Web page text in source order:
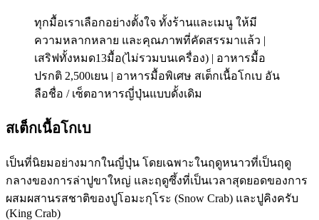
ทุกมื้อเราเลือกอย่างตั้งใจ ทั้งร้านและเมนู ให้มี
ความหลากหลาย และคุณภาพที่คัดสรรมาแล้ว |
เสริฟทั้งหมด13มื้อ(ไม่รวมบนเครื่อง) | อาหารมื้อ
ปรกติ 2,500เยน | อาหารมื้อพิเศษ สเต็กเนื้อโกเบ อัน
ลือชื่อ / เซ็ตอาหารญี่ปุ่นแบบดั้งเดิม
สเต็กเนื้อโกเบ
เป็นที่นิยมอย่างมากในญี่ปุ่น โดยเฉพาะในฤดูหนาวที่เป็นฤดู
กลางของการล่าปูขาใหญ่ และฤดูซึ้งที่เป็นเวลาสุดยอดของการ
ผสมผสานรสชาติของปูโอมะกุโระ (Snow Crab) และปูคิงครับ
(King Crab)